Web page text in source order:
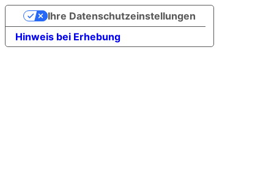
Hinweis bei Erhebung
Ihre Datenschutzeinstellungen